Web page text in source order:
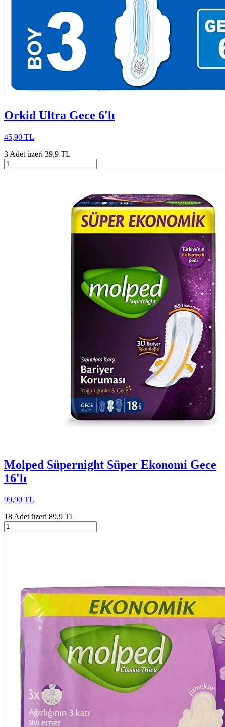
Orkid Ultra Gece 6'lı
45,90 TL
3 Adet üzeri 39,9 TL
Molped Süpernight Süper Ekonomi Gece
16'lı
99,90 TL
18 Adet üzeri 89,9 TL